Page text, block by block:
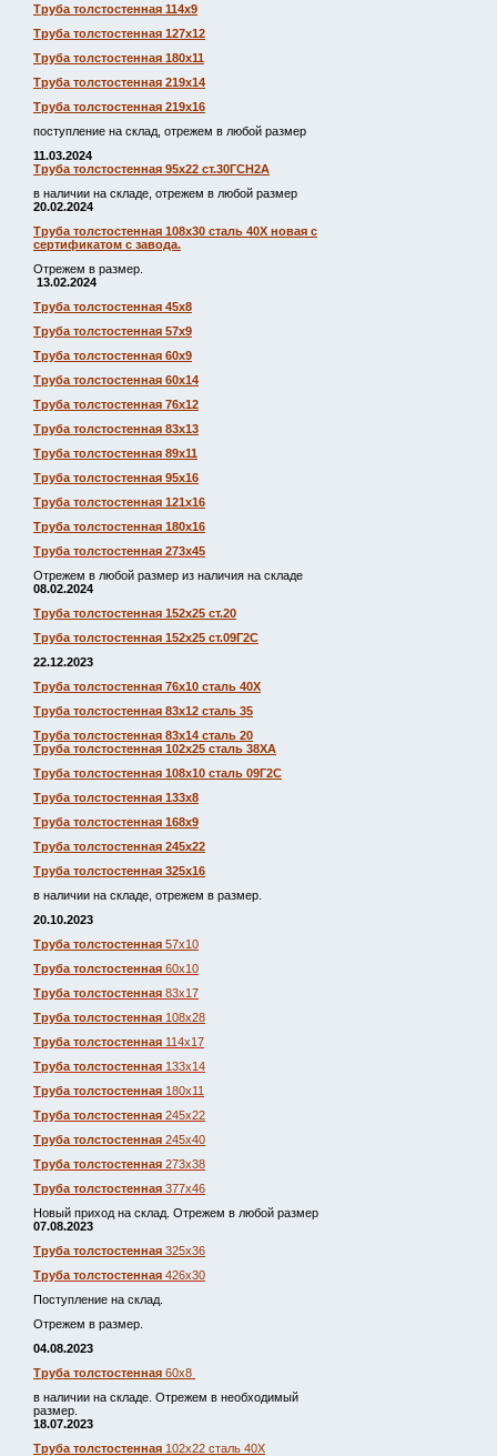
Труба толстостенная 114х9
Труба толстостенная 127х12
Труба толстостенная 180х11
Труба толстостенная 219х14
Труба толстостенная 219х16
поступление на склад, отрежем в любой размер
11.03.2024
Труба толстостенная 95х22 ст.30ГСН2А
в наличии на складе, отрежем в любой размер
20.02.2024
Труба толстостенная 108х30 сталь 40Х новая с
сертификатом с завода.
Отрежем в размер.
13.02.2024
Труба толстостенная 45х8
Труба толстостенная 57х9
Труба толстостенная 60х9
Труба толстостенная 60х14
Труба толстостенная 76х12
Труба толстостенная 83х13
Труба толстостенная 89х11
Труба толстостенная 95х16
Труба толстостенная 121х16
Труба толстостенная 180х16
Труба толстостенная 273х45
Отрежем в любой размер из наличия на складе
08.02.2024
Труба толстостенная 152х25 ст.20
Труба толстостенная 152х25 ст.09Г2С
22.12.2023
Труба толстостенная 76х10 сталь 40Х
Труба толстостенная 83х12 сталь 35
Труба толстостенная 83х14 сталь 20
Труба толстостенная 102х25 сталь 38ХА
Труба толстостенная 108х10 сталь 09Г2С
Труба толстостенная 133х8
Труба толстостенная 168х9
Труба толстостенная 245х22
Труба толстостенная 325х16
в наличии на складе, отрежем в размер.
20.10.2023
Труба толстостенная 57х10
Труба толстостенная 60х10
Труба толстостенная 83х17
Труба толстостенная 108х28
Труба толстостенная 114х17
Труба толстостенная 133х14
Труба толстостенная 180х11
Труба толстостенная 245х22
Труба толстостенная 245х40
Труба толстостенная 273х38
Труба толстостенная 377х46
Новый приход на склад. Отрежем в любой размер
07.08.2023
Труба толстостенная 325х36
Труба толстостенная 426х30
Поступление на склад.
Отрежем в размер.
04.08.2023
Труба толстостенная 60х8
в наличии на складе. Отрежем в необходимый
размер.
18.07.2023
Труба толстостенная 102х22 сталь 40Х